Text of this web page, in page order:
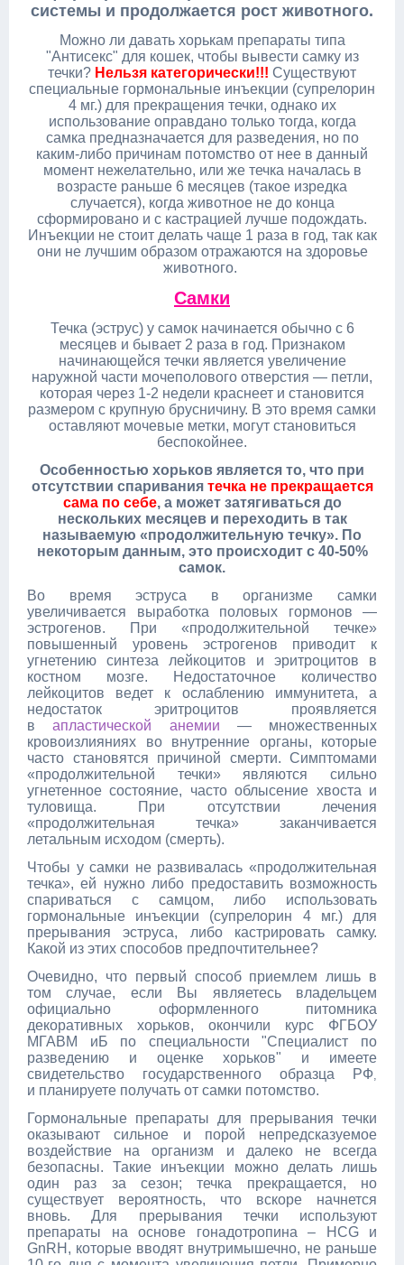
системы и продолжается рост животного.
Можно ли давать хорькам препараты типа
"Антисекс" для кошек, чтобы вывести самку из
течки? Нельзя категорически!!! Существуют
специальные гормональные инъекции (супрелорин
4 мг.) для прекращения течки, однако их
использование оправдано только тогда, когда
самка предназначается для разведения, но по
каким-либо причинам потомство от нее в данный
момент нежелательно, или же течка началась в
возрасте раньше 6 месяцев (такое изредка
случается), когда животное не до конца
сформировано и с кастрацией лучше подождать.
Инъекции не стоит делать чаще 1 раза в год, так как
они не лучшим образом отражаются на здоровье
животного.
Самки
Течка (эструс) у самок начинается обычно с 6
месяцев и бывает 2 раза в год. Признаком
начинающейся течки является увеличение
наружной части мочеполового отверстия — петли,
которая через 1-2 недели краснеет и становится
размером с крупную брусничину. В это время самки
оставляют мочевые метки, могут становиться
беспокойнее.
Особенностью хорьков является то, что при
отсутствии спаривания течка не прекращается
сама по себе, а может затягиваться до
нескольких месяцев и переходить в так
называемую «продолжительную течку». По
некоторым данным, это происходит с 40-50%
самок.
Во время эструса в организме самки
увеличивается выработка половых гормонов —
эстрогенов. При «продолжительной течке»
повышенный уровень эстрогенов приводит к
угнетению синтеза лейкоцитов и эритроцитов в
костном мозге. Недостаточное количество
лейкоцитов ведет к ослаблению иммунитета, а
недостаток эритроцитов проявляется
вапластической анемии — множественных
кровоизлияниях во внутренние органы, которые
часто становятся причиной смерти. Симптомами
«продолжительной течки» являются сильно
угнетенное состояние, часто облысение хвоста и
туловища. При отсутствии лечения
«продолжительная течка» заканчивается
летальным исходом (смерть).
Чтобы у самки не развивалась «продолжительная
течка», ей нужно либо предоставить возможность
спариваться с самцом, либо использовать
гормональные инъекции (супрелорин 4 мг.) для
прерывания эструса, либо кастрировать самку.
Какой из этих способов предпочтительнее?
Очевидно, что первый способ приемлем лишь в
том случае, если Вы являетесь владельцем
официально оформленного питомника
декоративных хорьков, окончили курс ФГБОУ
МГАВМ иБ по специальности "Специалист по
разведению и оценке хорьков" и имеете
свидетельство государственного образца РФ​,
и планируете получать от самки потомство.
Гормональные препараты для прерывания течки
оказывают сильное и порой непредсказуемое
воздействие на организм и далеко не всегда
безопасны. Такие инъекции можно делать лишь
один раз за сезон; течка прекращается, но
существует вероятность, что вскоре начнется
вновь. Для прерывания течки используют
препараты на основе гонадотропина – HCG и
GnRH, которые вводят внутримышечно, не раньше